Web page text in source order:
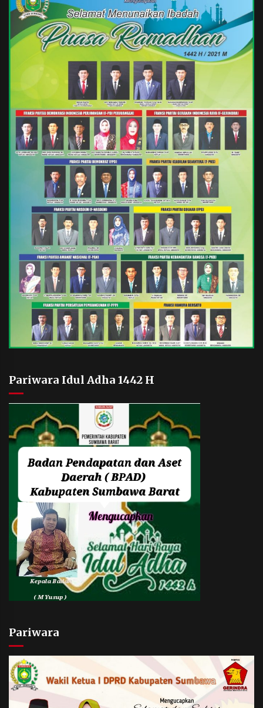
Pariwara Idul Adha 1442 H
Pariwara